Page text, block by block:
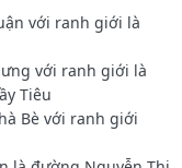
với ranh giới là
với ranh giới là
Tiêu
Bè với ranh giới